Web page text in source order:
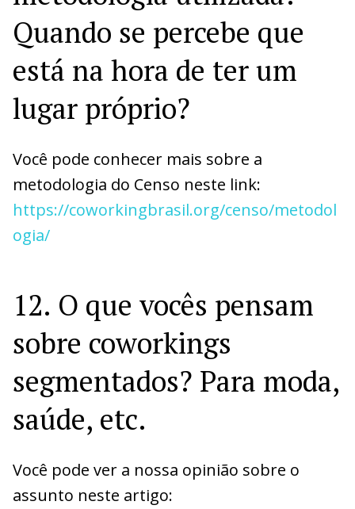
Quando se percebe que
está na hora de ter um
lugar próprio?
Você pode conhecer mais sobre a
metodologia do Censo neste link:
https://coworkingbrasil.org/censo/metodol
ogia/
12. O que vocês pensam
sobre coworkings
segmentados? Para moda,
saúde, etc.
Você pode ver a nossa opinião sobre o
assunto neste artigo: